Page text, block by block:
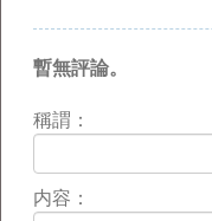
暫無評論。
稱謂：
内容：